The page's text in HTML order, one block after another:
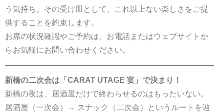
う気持ち。その受け皿として、これ以上ない楽しさをご提
供することを約束します。
お席の状況確認やご予約は、お電話またはウェブサイトか
らお気軽にお問い合わせください。
新橋の二次会は「CARAT UTAGE 宴」で決まり！
新橋の夜は、居酒屋だけで終わらせるのはもったいない。
居酒屋（一次会）→ スナック（二次会）というルートを辿